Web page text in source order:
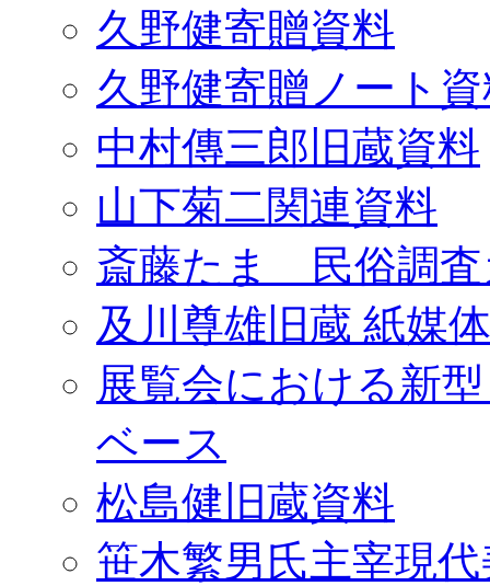
久野健寄贈資料
久野健寄贈ノート
中村傳三郎旧蔵資料
山下菊二関連資料
斎藤たま 民俗調査
及川尊雄旧蔵 紙媒
展覧会における新
ベース
松島健旧蔵資料
笹木繁男氏主宰現